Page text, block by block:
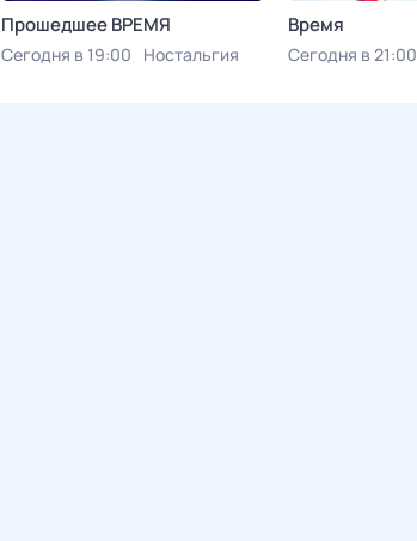
Прошедшее ВРЕМЯ
Сегодня в 19:00 Ностальгия
Время
Сегодня в 21:00